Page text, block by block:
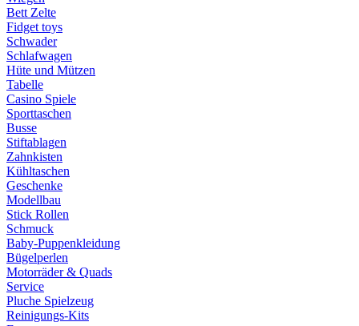
Bett Zelte
Fidget toys
Schwader
Schlafwagen
Hüte und Mützen
Tabelle
Casino Spiele
Sporttaschen
Busse
Stiftablagen
Zahnkisten
Kühltaschen
Geschenke
Modellbau
Stick Rollen
Schmuck
Baby-Puppenkleidung
Bügelperlen
Motorräder & Quads
Service
Pluche Spielzeug
Reinigungs-Kits